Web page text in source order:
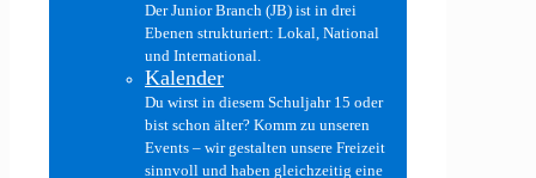
Der Junior Branch (JB) ist in drei
Ebenen strukturiert: Lokal, National
und International.
Kalender
Du wirst in diesem Schuljahr 15 oder
bist schon älter? Komm zu unseren
Events – wir gestalten unsere Freizeit
sinnvoll und haben gleichzeitig eine